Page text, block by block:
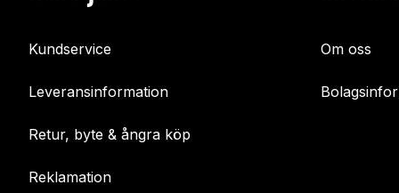
Kundservice
Leveransinformation
Retur, byte & ångra köp
Reklamation
Om oss